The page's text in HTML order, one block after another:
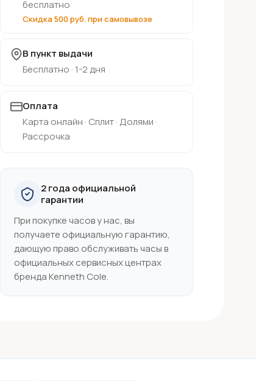
бесплатно
Скидка 500 руб. при самовывозе
В пункт выдачи
Бесплатно · 1-2 дня
Оплата
Карта онлайн · Сплит · Долями ·
Рассрочка
2 года официальной
гарантии
При покупке часов у нас, вы
получаете официальную гарантию,
дающую право обслуживать часы в
официальных сервисных центрах
бренда Kenneth Cole.